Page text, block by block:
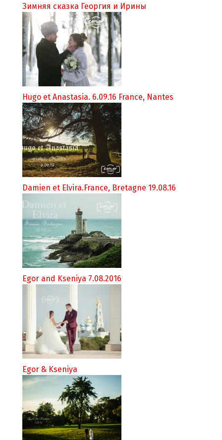
Зимняя сказка Георгия и Ирины
Hugo et Anastasia. 6.09.16 France, Nantes
Damien et Elvira.France, Bretagne 19.08.16
Egor and Kseniya 7.08.2016
Egor & Kseniya